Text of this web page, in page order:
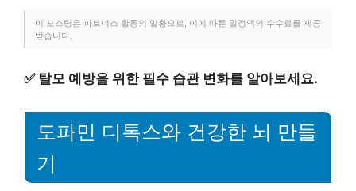
이 포스팅은 파트너스 활동의 일환으로, 이에 따른 일정액의 수수료를 제공
받습니다.
✅ 탈모 예방을 위한 필수 습관 변화를 알아보세요.
도파민 디톡스와 건강한 뇌 만들
기